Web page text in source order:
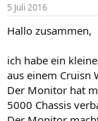
e
r
t
a
5 Juli 2016
Hallo zusammen,
ich habe ein
aus einem Cruisn
Der Monitor hat
5000 Chassis